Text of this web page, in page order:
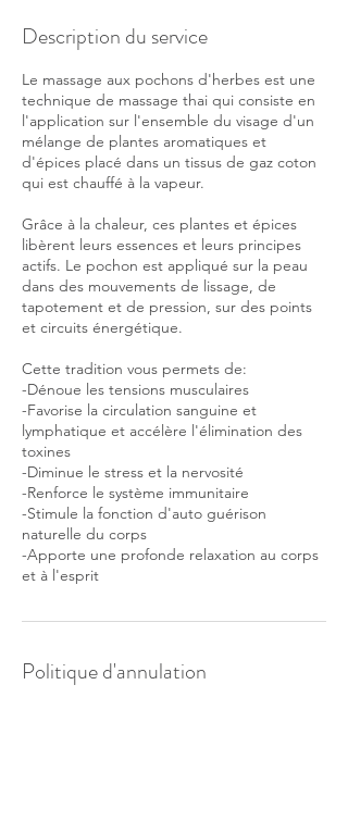
Description du service
Le massage aux pochons d'herbes est une
technique de massage thai qui consiste en
l'application sur l'ensemble du visage d'un
mélange de plantes aromatiques et
d'épices placé dans un tissus de gaz coton
qui est chauffé à la vapeur.
Grâce à la chaleur, ces plantes et épices
libèrent leurs essences et leurs principes
actifs. Le pochon est appliqué sur la peau
dans des mouvements de lissage, de
tapotement et de pression, sur des points
et circuits énergétique.
Cette tradition vous permets de:
-Dénoue les tensions musculaires
-Favorise la circulation sanguine et
lymphatique et accélère l'élimination des
toxines
-Diminue le stress et la nervosité
-Renforce le système immunitaire
-Stimule la fonction d'auto guérison
naturelle du corps
-Apporte une profonde relaxation au corps
Politique d'annulation